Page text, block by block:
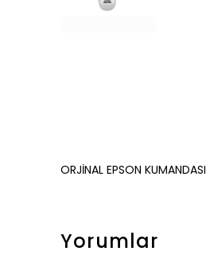
ORJİNAL EPSON KUMANDASI
Yorumlar